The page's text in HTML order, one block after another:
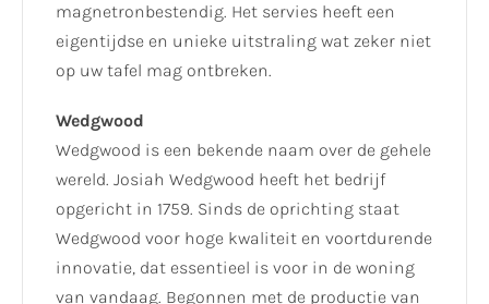
magnetronbestendig. Het servies heeft een
eigentijdse en unieke uitstraling wat zeker niet
op uw tafel mag ontbreken.
Wedgwood
Wedgwood is een bekende naam over de gehele
wereld. Josiah Wedgwood heeft het bedrijf
opgericht in 1759. Sinds de oprichting staat
Wedgwood voor hoge kwaliteit en voortdurende
innovatie, dat essentieel is voor in de woning
van vandaag. Begonnen met de productie van